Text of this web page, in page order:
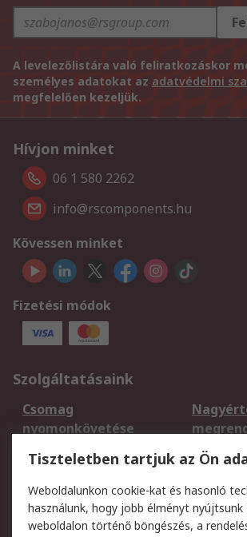
A levelezőlistára való feliratkozáskor
személyes adatokat az adatvédelmi
megfelelően kezeljük.
Hívjon minket
06 1 580 2262
info@rscomponents.hu
Kövessen minket
Fizetési módok
Szolgáltatásaink
Csomag
nyomonkövetése
Regisztráció
Szállítás
Termékvisszaküldés
Szolgáltatások
Tiszteletben tartjuk az Ön
Weboldalunkon cookie-kat és hasonló
használunk, hogy jobb élményt nyújtsunk
weboldalon történő böngészés, a